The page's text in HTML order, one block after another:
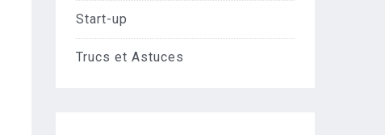
Start-up
Trucs et Astuces